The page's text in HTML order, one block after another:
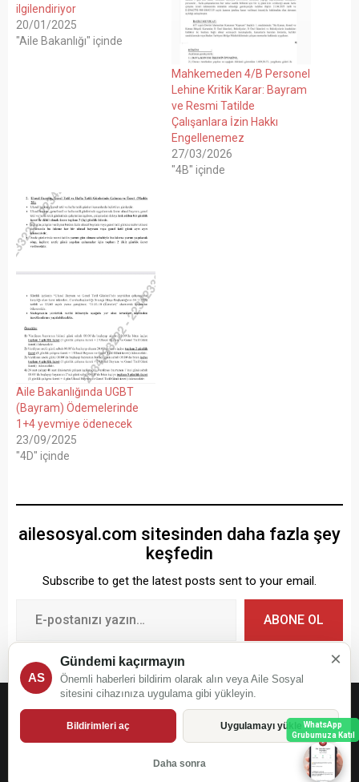
WhatsApp
Grubumuza Katıl
ilgilendiriyor
20/01/2025
"Aile Bakanlığı" içinde
Mahkemeden 4/B Personel
Lehine Kritik Karar: Bayram
ve Resmi Tatilde
Çalışanlara İzin Hakkı
Engellenemez
27/03/2026
"4B" içinde
Aile Bakanlığında UGBT
(Bayram) Ödemelerinde
1+4 yevmiye ödenecek
23/09/2025
"4D" içinde
ailesosyal.com sitesinden daha fazla şey
keşfedin
Subscribe to get the latest posts sent to your email.
ABONE OL
ailesosyal.com
×
AS
Gündemi kaçırmayın
Önemli haberleri bildirim olarak alın veya Aile Sosyal
sitesini cihazınıza uygulama gibi yükleyin.
Bildirimleri aç Uygulamayı yükle
Daha sonra